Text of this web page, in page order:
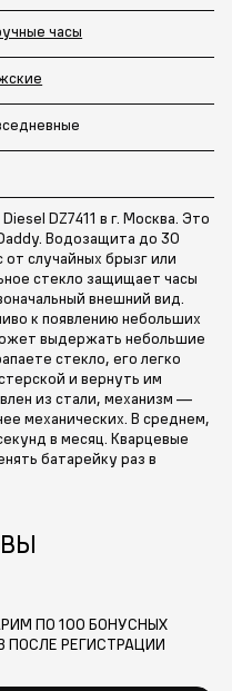
часы
DZ7411 в г. Москва. Это
Водозащита до 30
случайных брызг или
стекло защищает часы
внешний вид.
к появлению небольших
выдержать небольшие
стекло, его легко
и вернуть им
из стали, механизм —
механических. В среднем,
в месяц. Кварцевые
батарейку раз в
ПО 100 БОНУСНЫХ
РЕГИСТРАЦИИ